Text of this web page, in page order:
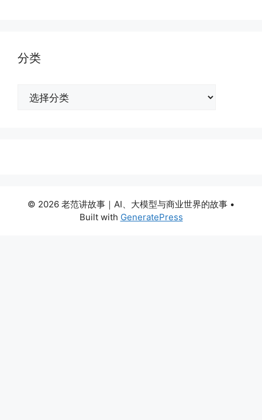
分类
© 2026 老范讲故事｜AI、大模型与商业世界的故事 •
Built with GeneratePress